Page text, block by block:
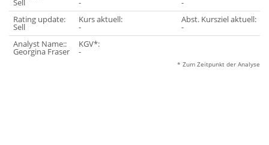
Sell -
-
Rating update:
Sell
Kurs aktuell:
-
Abst. Kursziel aktuell:
-
Analyst Name::
Georgina Fraser
KGV*:
-
* Zum Zeitpunkt der Analyse